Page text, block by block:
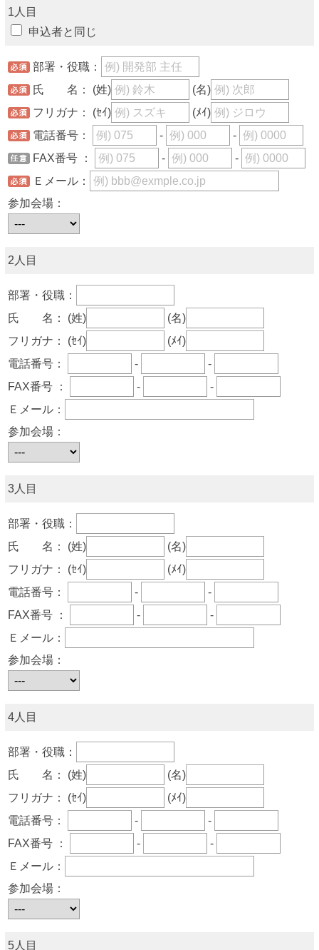
1人目
申込者と同じ
部署・役職：
氏 名：
(姓)
(名)
フリガナ：
(ｾｲ)
(ﾒｲ)
電話番号：
-
-
FAX番号 ：
-
-
Ｅメール：
参加会場：
2人目
部署・役職：
氏 名：
(姓)
(名)
フリガナ：
(ｾｲ)
(ﾒｲ)
電話番号：
-
-
FAX番号 ：
-
-
Ｅメール：
参加会場：
3人目
部署・役職：
氏 名：
(姓)
(名)
フリガナ：
(ｾｲ)
(ﾒｲ)
電話番号：
-
-
FAX番号 ：
-
-
Ｅメール：
参加会場：
4人目
部署・役職：
氏 名：
(姓)
(名)
フリガナ：
(ｾｲ)
(ﾒｲ)
電話番号：
-
-
FAX番号 ：
-
-
Ｅメール：
参加会場：
5人目